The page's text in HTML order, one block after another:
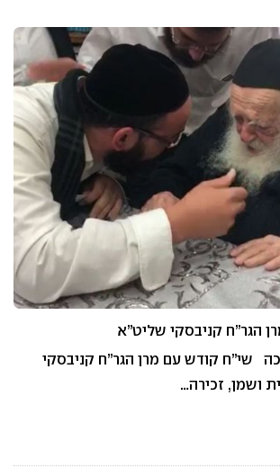
הגר”ח קניבסקי שליט”א
שי”ח קודש עם מרן הגר”ח קניבסקי
ושמן, זכירה…